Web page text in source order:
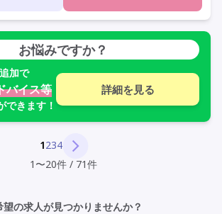
定年65歳以上
車通勤可
お悩みですか？
加で
バイス等
できます！
詳細を見る
1234
1 〜20件 / 71件
望の求人が見つかりませんか？